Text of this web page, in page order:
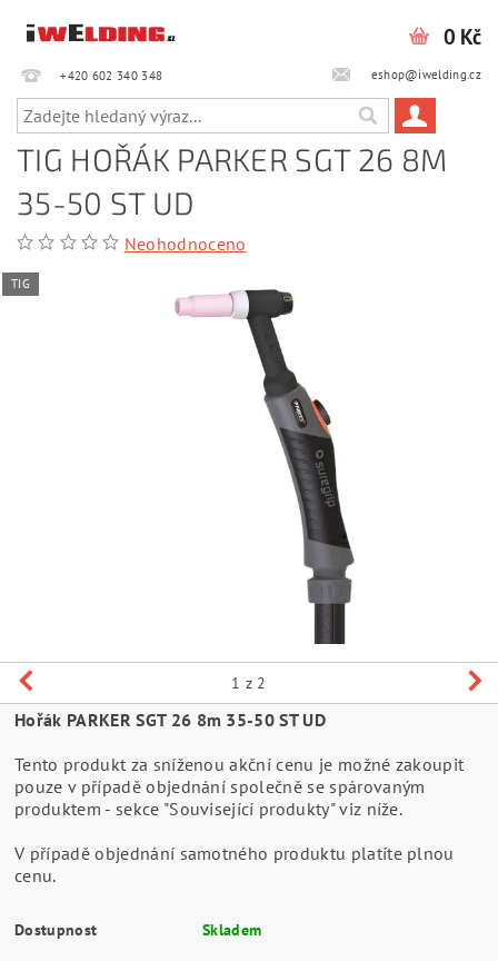
+420 602 340 348‎‎ eshop@iwelding.cz
0 Kč
TIG HOŘÁK PARKER SGT 26 8M
35-50 ST UD
Neohodnoceno
TIG
1 z 2
Hořák PARKER SGT 26 8m 35-50 ST UD
Tento produkt za sníženou akční cenu je možné zakoupit
pouze v případě objednání společně se spárovaným
produktem - sekce "Související produkty" viz níže.
V případě objednání samotného produktu platíte plnou
cenu.
Dostupnost Skladem